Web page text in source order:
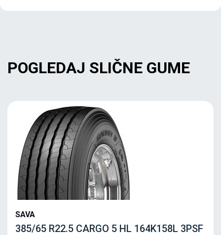
POGLEDAJ SLIČNE GUME
SAVA
385/65 R22.5 CARGO 5 HL 164K158L 3PSF